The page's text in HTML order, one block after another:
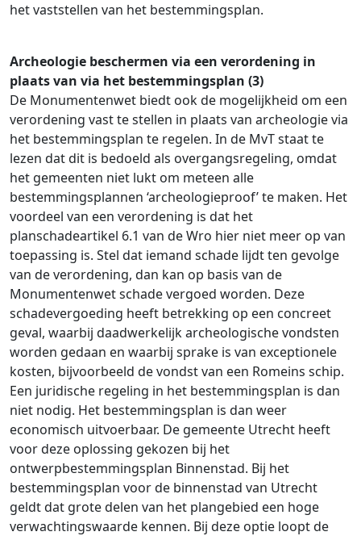
het vaststellen van het bestemmingsplan.
Archeologie beschermen via een verordening in
plaats van via het bestemmingsplan (3)
De Monumentenwet biedt ook de mogelijkheid om een
verordening vast te stellen in plaats van archeologie via
het bestemmingsplan te regelen. In de MvT staat te
lezen dat dit is bedoeld als overgangsregeling, omdat
het gemeenten niet lukt om meteen alle
bestemmingsplannen ‘archeologieproof’ te maken. Het
voordeel van een verordening is dat het
planschadeartikel 6.1 van de Wro hier niet meer op van
toepassing is. Stel dat iemand schade lijdt ten gevolge
van de verordening, dan kan op basis van de
Monumentenwet schade vergoed worden. Deze
schadevergoeding heeft betrekking op een concreet
geval, waarbij daadwerkelijk archeologische vondsten
worden gedaan en waarbij sprake is van exceptionele
kosten, bijvoorbeeld de vondst van een Romeins schip.
Een juridische regeling in het bestemmingsplan is dan
niet nodig. Het bestemmingsplan is dan weer
economisch uitvoerbaar. De gemeente Utrecht heeft
voor deze oplossing gekozen bij het
ontwerpbestemmingsplan Binnenstad. Bij het
bestemmingsplan voor de binnenstad van Utrecht
geldt dat grote delen van het plangebied een hoge
verwachtingswaarde kennen. Bij deze optie loopt de